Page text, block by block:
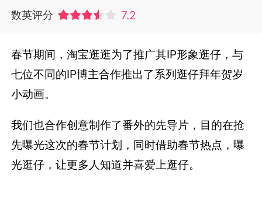
数英评分 7.2
春节期间，淘宝逛逛为了推广其IP形象逛仔，与
七位不同的IP博主合作推出了系列逛仔拜年贺岁
小动画。
我们也合作创意制作了番外的先导片，目的在抢
先曝光这次的春节计划，同时借助春节热点，曝
光逛仔，让更多人知道并喜爱上逛仔。